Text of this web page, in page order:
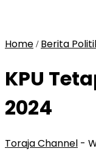
Home / Berita
KPU
2024
Toraja Channel -